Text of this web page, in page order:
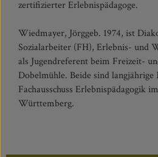
zertifizierter Erlebnispädagoge.
Wiedmayer, Jörggeb. 1974, ist
Sozialarbeiter (FH), Erlebnis- und
als Jugendreferent beim Freizeit-
Dobelmühle. Beide sind
Fachausschuss Erlebnispädagogik
Württemberg.